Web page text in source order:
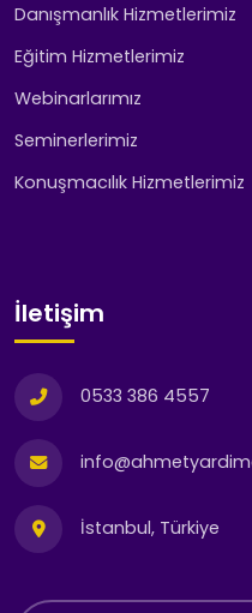
Danışmanlık Hizmetlerimiz
Eğitim Hizmetlerimiz
Webinarlarımız
Seminerlerimiz
Konuşmacılık Hizmetlerimiz
İletişim
0533 386 4557
İstanbul, Türkiye